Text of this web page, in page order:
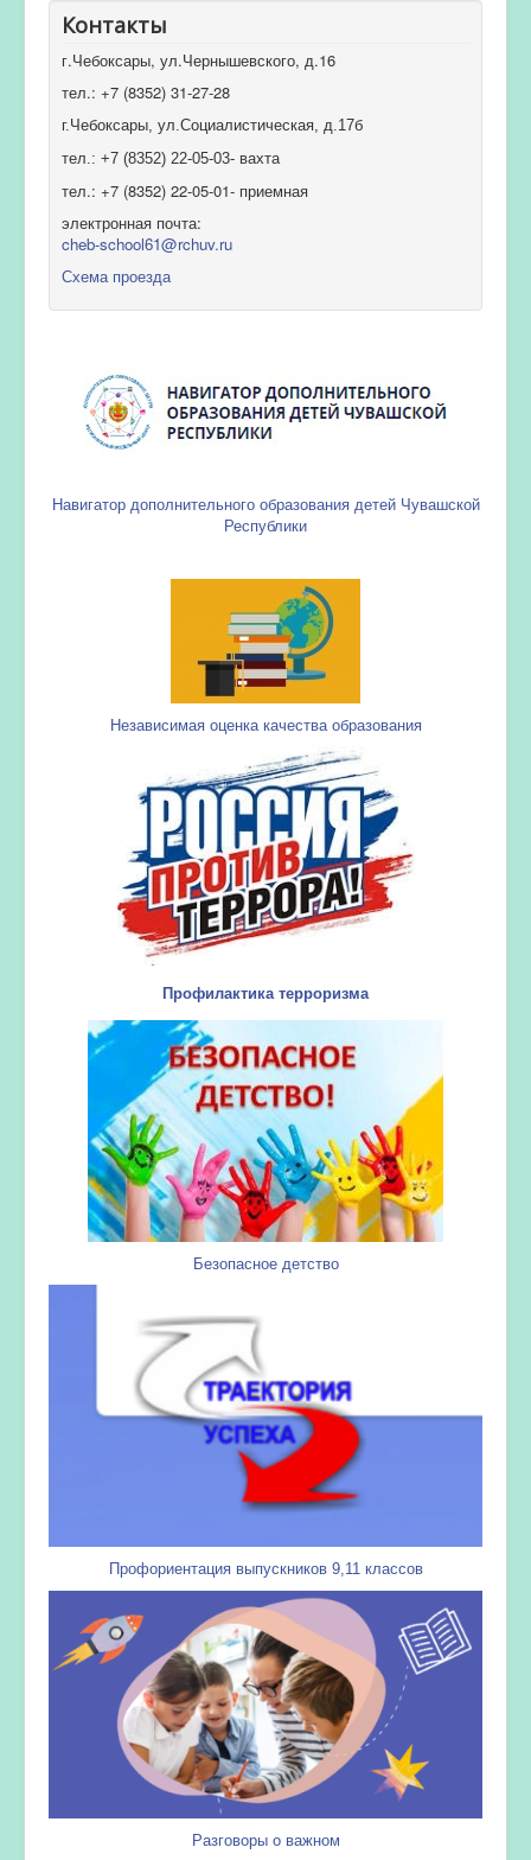
Контакты
г.Чебоксары, ул.Чернышевского, д.16
тел.: +7 (8352) 31-27-28
г.Чебоксары, ул.Социалистическая, д.17б
тел.: +7 (8352) 22-05-03- вахта
тел.: +7 (8352) 22-05-01- приемная
электронная почта:
cheb-school61@rchuv.ru
Схема проезда
Навигатор дополнительного образования детей Чувашской
Республики
Независимая оценка качества образования
Профилактика терроризма
Безопасное детство
Профориентация выпускников 9,11 классов
Разговоры о важном